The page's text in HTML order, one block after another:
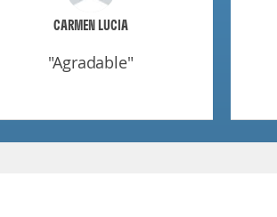
CARMEN LUCIA
"agradable"